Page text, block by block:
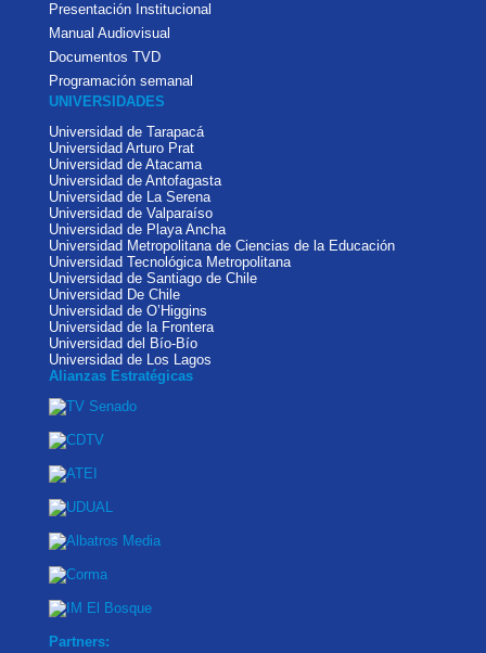
Presentación Institucional
Manual Audiovisual
Documentos TVD
Programación semanal
UNIVERSIDADES
Universidad de Tarapacá
Universidad Arturo Prat
Universidad de Atacama
Universidad de Antofagasta
Universidad de La Serena
Universidad de Valparaíso
Universidad de Playa Ancha
Universidad Metropolitana de Ciencias de la Educación
Universidad Tecnológica Metropolitana
Universidad de Santiago de Chile
Universidad De Chile
Universidad de O’Higgins
Universidad de la Frontera
Universidad del Bío-Bío
Universidad de Los Lagos
Alianzas Estratégicas
Partners: